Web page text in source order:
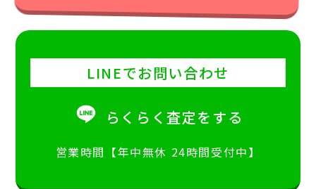
LINEでお問い合わせ
らくらく査定をする
営業時間【年中無休 24時間受付中】